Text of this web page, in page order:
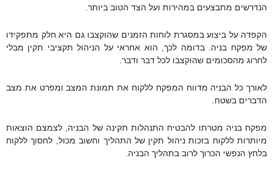
הנדרשים מתבצעים במהירות ועל הצד הטוב ביותר.
הקפדה על ביצוע במסגרת לוחות הזמנים שהוקצבו גם היא חלק מתפקידו
של מפקח בניה. בדומה לכך, הוא אחראי על הניהול תקציבי תקין מבלי
לחרוג מהסכומים שהוקצבו לכל דבר ודבר.
לאורך כל הבניה מדווח המפקח ללקוח את תמונת המצב ומפרט את מצב
הדברים בשטח.
מפקח בניה מטרתו להבטיח התנהלות תקינה של הבניה, לצמצם הוצאות
מיותרות ללקוח בזכות ניהול תקין של התהליך וחשוב מכול, לחסוך ללקוח
בלחץ הנפשי הכרוך לרוב בתהליך הבניה.